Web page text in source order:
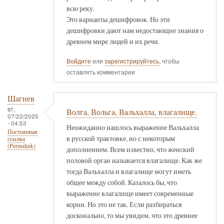
всю реку.
Это варианты дешифровок. Но эти
дешифровки дают нам недостающие знания о
древнем мире людей и их речи.
Войдите или зарегистрируйтесь, чтобы
оставлять комментарии
Шагиев
вт,
07/22/2025
- 04:53
Постоянная
ссылка
(Permalink)
Волга, Вольга, Вальхалла, влагалище.
Неожиданно нашлось выражение Вальхалла
в русской трактовке, но с некоторым
дополнением. Всем известно, что женский
половой орган называется влагалище. Как же
тогда Вальхалла и влагалище могут иметь
общее между собой. Казалось бы, что
выражение влагалище имеет современные
корни. Но это не так. Если разбираться
досконально, то мы увидим, что это древнее